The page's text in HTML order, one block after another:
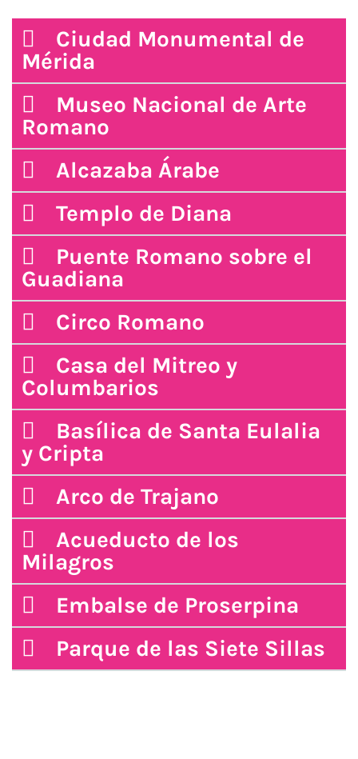
Ciudad Monumental de
Mérida
Museo Nacional de Arte
Romano
Alcazaba Árabe
Templo de Diana
Puente Romano sobre el
Guadiana
Circo Romano
Casa del Mitreo y
Columbarios
Basílica de Santa Eulalia
y Cripta
Arco de Trajano
Acueducto de los
Milagros
Embalse de Proserpina
Parque de las Siete Sillas